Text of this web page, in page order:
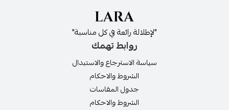
"لإطلالة رائعة في كل مناسبة"
روابط تهمك
سياسة الاسترجاع والاستبدال
الشروط والاحكام
جدول المقاسات
الشروط والاحكام